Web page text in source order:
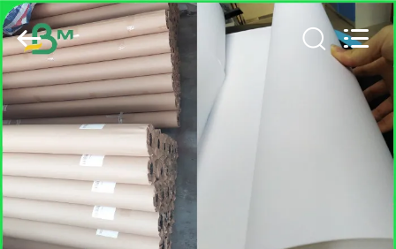
ДОМ
ПРОДУКТЫ
О
НАС
GUANGZHOU
BMPAPER
CO.,
LTD..
All
Rights
Reserved.